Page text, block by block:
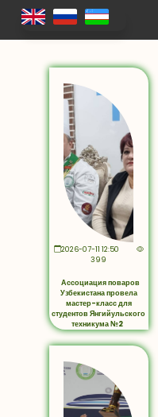
2026-07-11 12:50
399
Ассоциация поваров
Узбекистана провела
мастер-класс для
студентов Янгийульского
техникума №2